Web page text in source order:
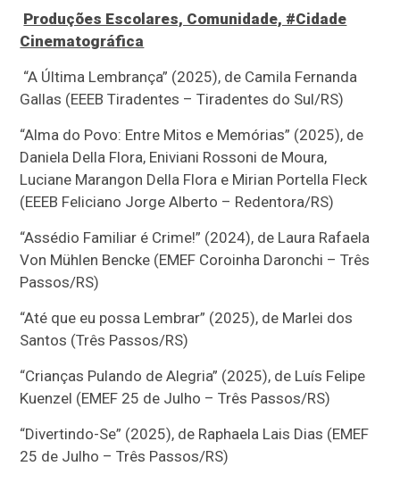
Produções Escolares, Comunidade, #Cidade
Cinematográfica
“A Última Lembrança” (2025), de Camila Fernanda
Gallas (EEEB Tiradentes – Tiradentes do Sul/RS)
“Alma do Povo: Entre Mitos e Memórias” (2025), de
Daniela Della Flora, Eniviani Rossoni de Moura,
Luciane Marangon Della Flora e Mirian Portella Fleck
(EEEB Feliciano Jorge Alberto – Redentora/RS)
“Assédio Familiar é Crime!” (2024), de Laura Rafaela
Von Mühlen Bencke (EMEF Coroinha Daronchi – Três
Passos/RS)
“Até que eu possa Lembrar” (2025), de Marlei dos
Santos (Três Passos/RS)
“Crianças Pulando de Alegria” (2025), de Luís Felipe
Kuenzel (EMEF 25 de Julho – Três Passos/RS)
“Divertindo-Se” (2025), de Raphaela Lais Dias (EMEF
25 de Julho – Três Passos/RS)